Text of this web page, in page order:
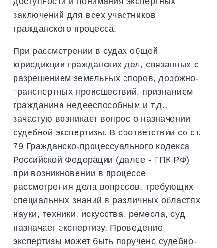
заключений для всех участников
гражданского процесса.
При рассмотрении в судах общей
юрисдикции гражданских дел, связанных с
разрешением земельных споров, дорожно-
транспортных происшествий, признанием
гражданина недееспособным и т.д.,
зачастую возникает вопрос о назначении
судебной экспертизы. В соответствии со ст.
79 Гражданско-процессуального кодекса
Российской Федерации (далее - ГПК РФ)
при возникновении в процессе
рассмотрения дела вопросов, требующих
специальных знаний в различных областях
науки, техники, искусства, ремесла, суд
назначает экспертизу. Проведение
экспертизы может быть поручено судебно-